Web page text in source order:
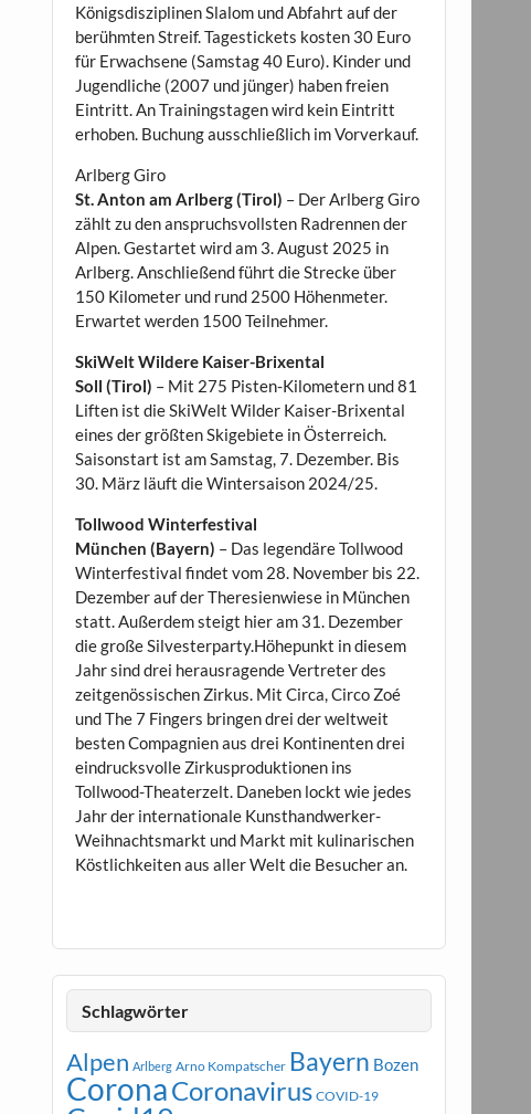
Königsdisziplinen Slalom und Abfahrt auf der
berühmten Streif. Tagestickets kosten 30 Euro
für Erwachsene (Samstag 40 Euro). Kinder und
Jugendliche (2007 und jünger) haben freien
Eintritt. An Trainingstagen wird kein Eintritt
erhoben. Buchung ausschließlich im Vorverkauf.
Arlberg Giro
St. Anton am Arlberg (Tirol) – Der Arlberg Giro
zählt zu den anspruchsvollsten Radrennen der
Alpen. Gestartet wird am 3. August 2025 in
Arlberg. Anschließend führt die Strecke über
150 Kilometer und rund 2500 Höhenmeter.
Erwartet werden 1500 Teilnehmer.
SkiWelt Wildere Kaiser-Brixental
Soll (Tirol) – Mit 275 Pisten-Kilometern und 81
Liften ist die SkiWelt Wilder Kaiser-Brixental
eines der größten Skigebiete in Österreich.
Saisonstart ist am Samstag, 7. Dezember. Bis
30. März läuft die Wintersaison 2024/25.
Tollwood Winterfestival
München (Bayern) – Das legendäre Tollwood
Winterfestival findet vom 28. November bis 22.
Dezember auf der Theresienwiese in München
statt. Außerdem steigt hier am 31. Dezember
die große Silvesterparty.Höhepunkt in diesem
Jahr sind drei herausragende Vertreter des
zeitgenössischen Zirkus. Mit Circa, Circo Zoé
und The 7 Fingers bringen drei der weltweit
besten Compagnien aus drei Kontinenten drei
eindrucksvolle Zirkusproduktionen ins
Tollwood-Theaterzelt. Daneben lockt wie jedes
Jahr der internationale Kunsthandwerker-
Weihnachtsmarkt und Markt mit kulinarischen
Köstlichkeiten aus aller Welt die Besucher an.
Schlagwörter
Alpen Arlberg Arno Kompatscher Bayern Bozen
CoronaCoronavirus COVID-19